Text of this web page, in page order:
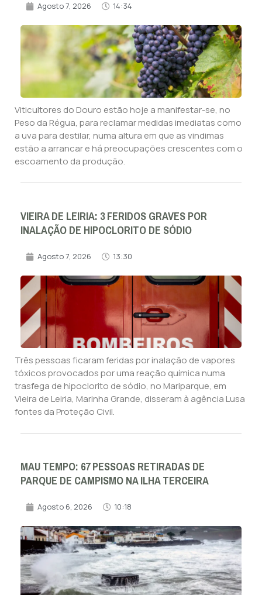
Agosto 7, 2026 14:34
Viticultores do Douro estão hoje a manifestar-se, no
Peso da Régua, para reclamar medidas imediatas como
a uva para destilar, numa altura em que as vindimas
estão a arrancar e há preocupações crescentes com o
escoamento da produção.
VIEIRA DE LEIRIA: 3 FERIDOS GRAVES POR
INALAÇÃO DE HIPOCLORITO DE SÓDIO
Agosto 7, 2026 13:30
Três pessoas ficaram feridas por inalação de vapores
tóxicos provocados por uma reação química numa
trasfega de hipoclorito de sódio, no Mariparque, em
Vieira de Leiria, Marinha Grande, disseram à agência Lusa
fontes da Proteção Civil.
MAU TEMPO: 67 PESSOAS RETIRADAS DE
PARQUE DE CAMPISMO NA ILHA TERCEIRA
Agosto 6, 2026 10:18